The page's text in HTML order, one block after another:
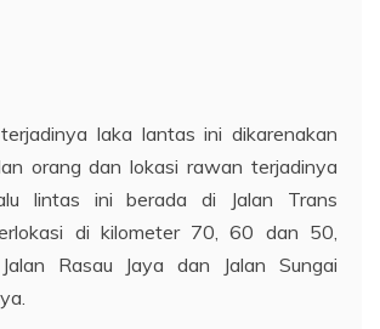
laka lantas ini dikarenakan
orang dan lokasi rawan terjadinya
lintas ini berada di Jalan Trans
di kilometer 70, 60 dan 50,
Rasau Jaya dan Jalan Sungai